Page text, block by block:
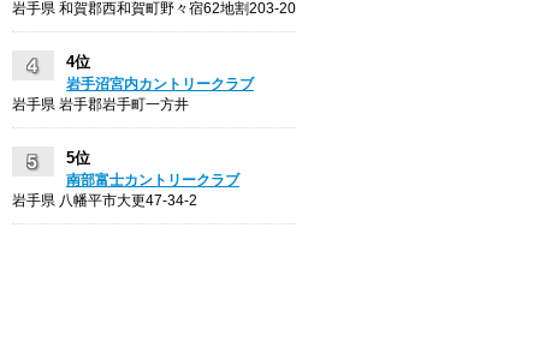
岩手県 和賀郡西和賀町野々宿62地割203-20
4位
岩手沼宮内カントリークラブ
岩手県 岩手郡岩手町一方井
5位
南部富士カントリークラブ
岩手県 八幡平市大更47-34-2